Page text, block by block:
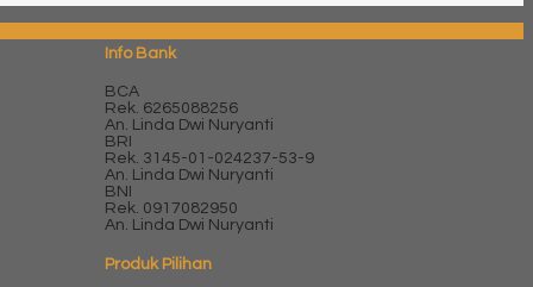
Info Bank
BCA
Rek. 6265088256
An. Linda Dwi Nuryanti
BRI
Rek. 3145-01-024237-53-9
An. Linda Dwi Nuryanti
BNI
Rek. 0917082950
An. Linda Dwi Nuryanti
Produk Pilihan